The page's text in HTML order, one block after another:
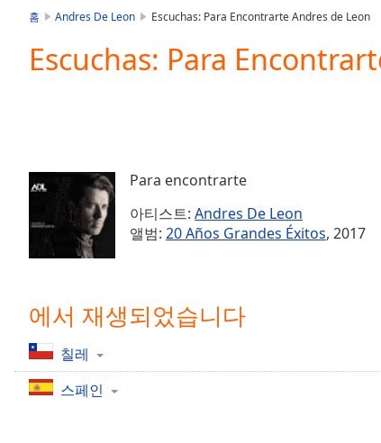
Mute
Current
Time0:00
Stream
Seek to
Time-
1x
Playback
홈 Andres De Leon Escuchas: Para Encontrarte Andres de Leon
Escuchas: Para
Para encontrarte
아티스트: Andres De Leon
앨범: 20 Años Grandes Éxitos, 2017
에서 재생되었습니다
칠레
스페인